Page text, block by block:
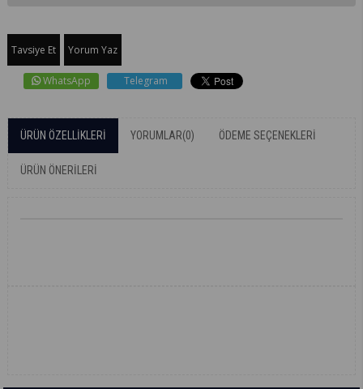
Tavsiye Et Yorum Yaz
WhatsApp Telegram
ÜRÜN ÖZELLIKLERI YORUMLAR(0) ÖDEME SEÇENEKLERI
ÜRÜN ÖNERILERI